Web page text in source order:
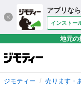
アプリな
インストー
地元の
ジモティー 売ります・